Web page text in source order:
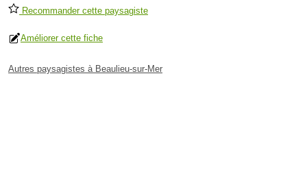
Recommander cette paysagiste
Améliorer cette fiche
Autres paysagistes à Beaulieu-sur-Mer